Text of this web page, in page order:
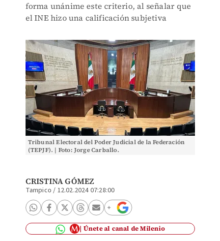
forma unánime este criterio, al señalar que
el INE hizo una calificación subjetiva
Tribunal Electoral del Poder Judicial de la Federación
(TEPJF). | Foto: Jorge Carballo.
CRISTINA GÓMEZ
Tampico / 12.02.2024 07:28:00
Únete al canal de Milenio